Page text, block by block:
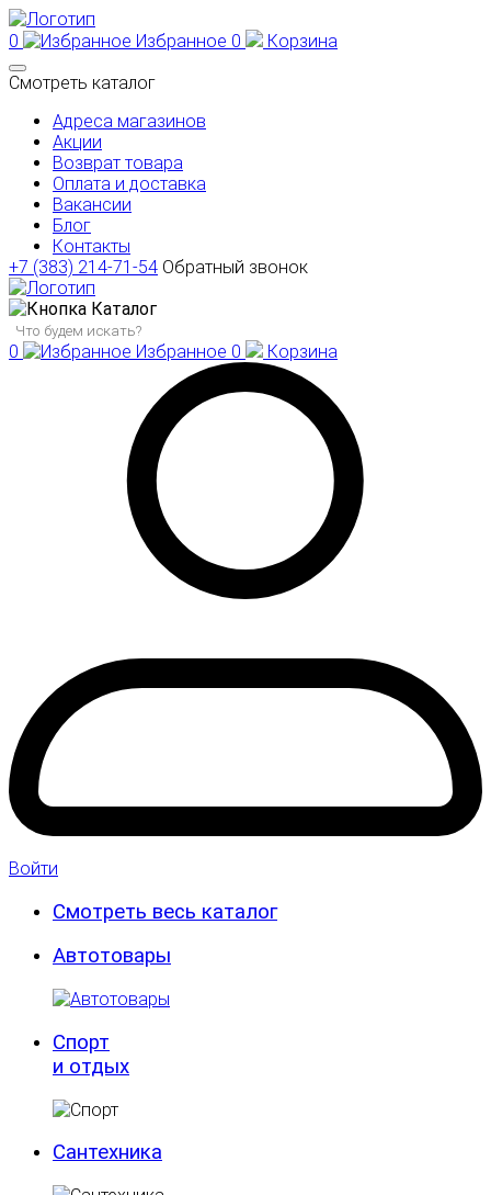
0 Избранное 0
Корзина
Смотреть каталог
Адреса магазинов
Акции
Возврат товара
Оплата и доставка
Вакансии
Блог
Контакты
+7 (383) 214-71-54 Обратный звонок
Каталог
0 Избранное 0 Корзина
Войти
Смотреть весь каталог
Автотовары
Спорт
и отдых
Сантехника